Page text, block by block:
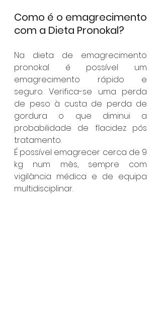
Como é o emagrecimento
com a Dieta Pronokal?
Na dieta de emagrecimento
pronokal é possível um
emagrecimento rápido e
seguro. Verifica-se uma perda
de peso à custa de perda de
gordura o que diminui a
probabilidade de flacidez pós
tratamento.
É possível emagrecer cerca de 9
kg num mês, sempre com
vigilância médica e de equipa
multidisciplinar.